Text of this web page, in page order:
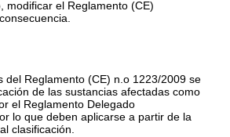
modificar el Reglamento (CE)
del Reglamento (CE) n.o 1223/2009 se
de las sustancias afectadas como
el Reglamento Delegado
lo que deben aplicarse a partir de la
clasificación.